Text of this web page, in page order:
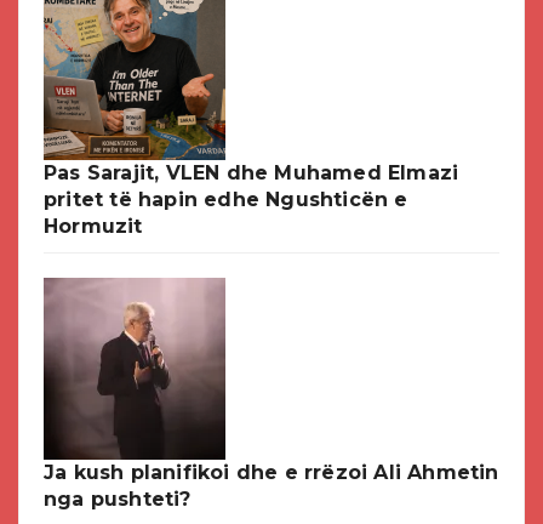
Pas Sarajit, VLEN dhe Muhamed Elmazi
pritet të hapin edhe Ngushticën e
Hormuzit
Ja kush planifikoi dhe e rrëzoi Ali Ahmetin
nga pushteti?